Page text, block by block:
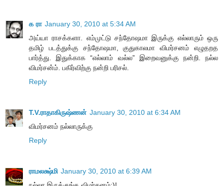
க ரா January 30, 2010 at 5:34 AM
அய்யா ராசக்களா. எம்முட்டு சந்தோஷமா இருக்கு எல்லாரும் ஒரு
தமிழ் படத்துக்கு சந்தோஷமா, குதுகாலமா விமர்சனம் எழுதறத
பார்த்து. இதுக்காக “எல்லாம் வல்ல” இறைவனுக்கு நன்றி. நல்ல
விமர்சன்ம். பகிர்விற்கு நன்றி பரிசல்.
Reply
T.V.ராதாகிருஷ்ணன் January 30, 2010 at 6:34 AM
விமர்சனம் நல்லாருக்கு
Reply
ராமலக்ஷ்மி January 30, 2010 at 6:39 AM